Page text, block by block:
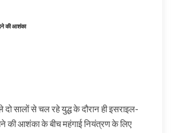
की आशंका
सालों से चल रहे युद्ध के दौरान ही इसराइल-
की आशंका के बीच महंगाई नियंत्रण के लिए